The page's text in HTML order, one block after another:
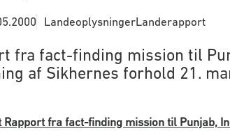
LandeoplysningerLanderapport
fra fact-finding mission til
af Sikhernes forhold 21.
Rapport fra fact-finding mission til Punjab,